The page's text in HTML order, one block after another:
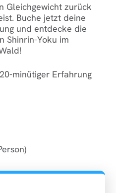
Gleichgewicht zurück
Buche jetzt deine
und entdecke die
Shinrin-Yoku im
minütiger Erfahrung